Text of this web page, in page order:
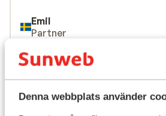
Denna webbplats använder
honestly loved the relaxed,
it made our holiday feel so much
personal. The biggest thank you
to Gary, Xristiana, and the whole
made our stay truly
kindness, and genuine care for
Emil
Partner
Visa alla 21
Läge